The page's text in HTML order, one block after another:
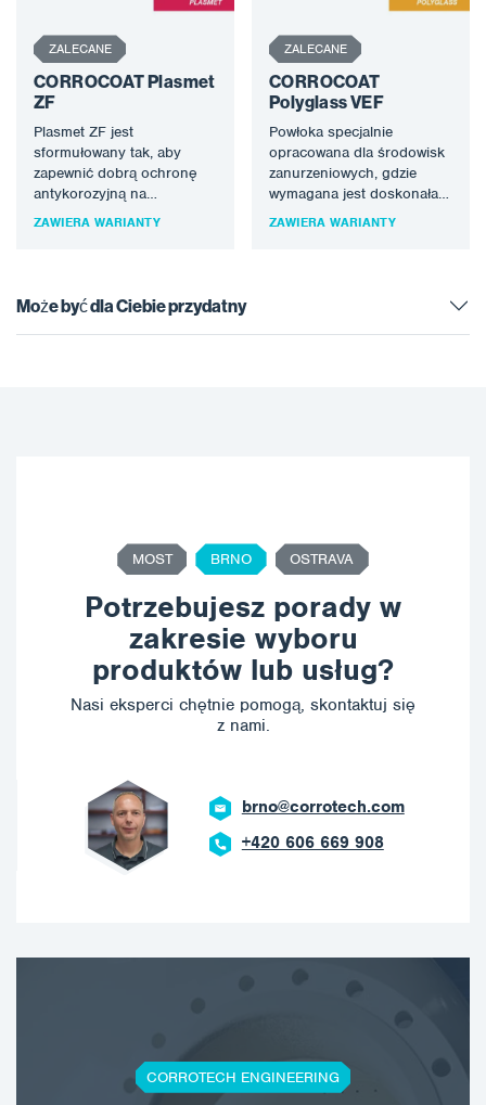
ZALECANE
CORROCOAT Plasmet
ZF
Plasmet ZF jest
sformułowany tak, aby
zapewnić dobrą ochronę
antykorozyjną na
skorodowanych metalach z
ZAWIERA WARIANTY
ZALECANE
CORROCOAT
Polyglass VEF
Powłoka specjalnie
opracowana dla środowisk
zanurzeniowych, gdzie
wymagana jest doskonała
odporność chemiczna.
ZAWIERA WARIANTY
Może być dla Ciebie przydatny
MOST BRNO OSTRAVA
Potrzebujesz porady w
zakresie wyboru
produktów lub usług?
Nasi eksperci chętnie pomogą, skontaktuj się
z nami.
brno@corrotech.com
+420 606 669 908
CORROTECH ENGINEERING